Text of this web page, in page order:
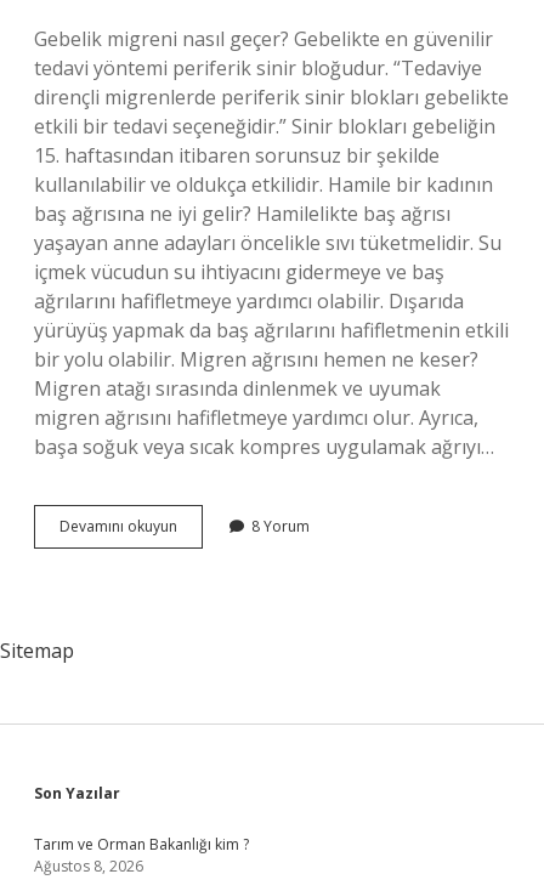
Gebelik migreni nasıl geçer? Gebelikte en güvenilir
tedavi yöntemi periferik sinir bloğudur. “Tedaviye
dirençli migrenlerde periferik sinir blokları gebelikte
etkili bir tedavi seçeneğidir.” Sinir blokları gebeliğin
15. haftasından itibaren sorunsuz bir şekilde
kullanılabilir ve oldukça etkilidir. Hamile bir kadının
baş ağrısına ne iyi gelir? Hamilelikte baş ağrısı
yaşayan anne adayları öncelikle sıvı tüketmelidir. Su
içmek vücudun su ihtiyacını gidermeye ve baş
ağrılarını hafifletmeye yardımcı olabilir. Dışarıda
yürüyüş yapmak da baş ağrılarını hafifletmenin etkili
bir yolu olabilir. Migren ağrısını hemen ne keser?
Migren atağı sırasında dinlenmek ve uyumak
migren ağrısını hafifletmeye yardımcı olur. Ayrıca,
başa soğuk veya sıcak kompres uygulamak ağrıyı…
Devamını okuyun Gebelikte
Migren
8 Yorum
Sitemap
Sidebar
Son Yazılar
Tarım ve Orman Bakanlığı kim ?
Ağustos 8, 2026